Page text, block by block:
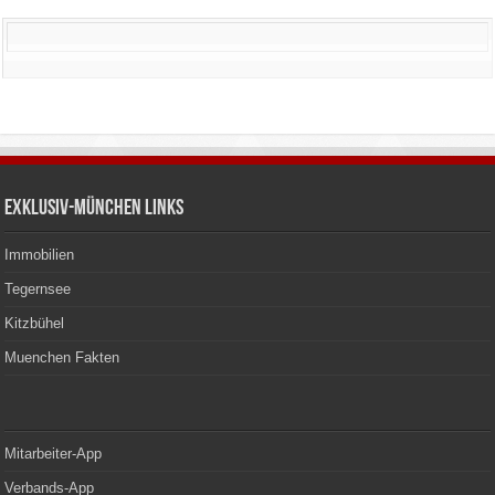
Exklusiv-München Links
Immobilien
Tegernsee
Kitzbühel
Muenchen Fakten
Mitarbeiter-App
Verbands-App